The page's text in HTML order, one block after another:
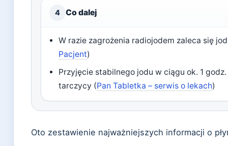
4 Co dalej
W razie zagrożenia radiojodem zaleca się
Pacjent)
Przyjęcie stabilnego jodu w ciągu ok. 1
tarczycy (Pan Tabletka – serwis o lekach)
Oto zestawienie najważniejszych informacji o